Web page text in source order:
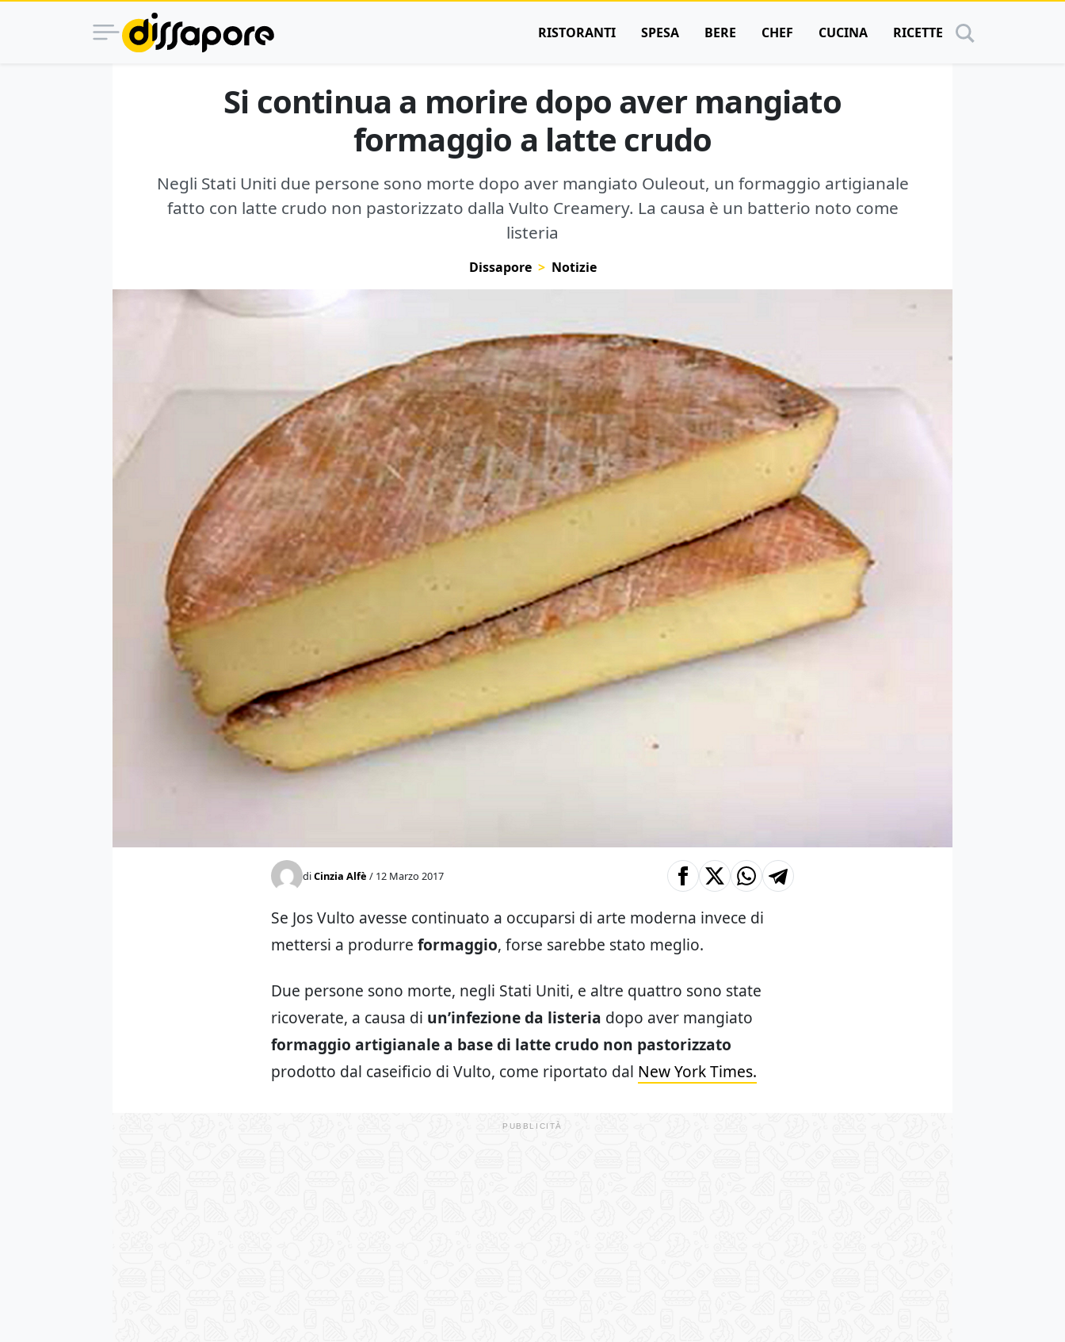
RISTORANTI SPESA BERE CHEF CUCINA RICETTE
Si continua a morire dopo aver mangiato
formaggio a latte crudo
Negli Stati Uniti due persone sono morte dopo aver mangiato Ouleout, un formaggio artigianale
fatto con latte crudo non pastorizzato dalla Vulto Creamery. La causa è un batterio noto come
listeria
Dissapore Notizie
diCinzia Alfè / 12 Marzo 2017
Se Jos Vulto avesse continuato a occuparsi di arte moderna invece di
mettersi a produrre formaggio, forse sarebbe stato meglio.
Due persone sono morte, negli Stati Uniti, e altre quattro sono state
ricoverate, a causa di un’infezione da listeria dopo aver mangiato
formaggio artigianale a base di latte crudo non pastorizzato
prodotto dal caseificio di Vulto, come riportato dal New York Times.